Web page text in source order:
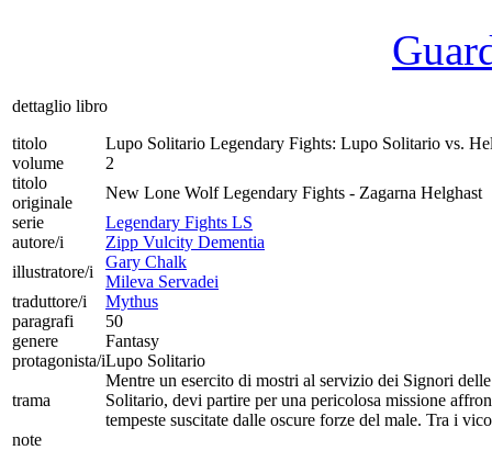
dettaglio libro
titolo
Lupo Solitario Legendary Fights: Lupo Solitario vs.
volume
2
titolo
originale
New Lone Wolf Legendary Fights - Zagarna Helghast
serie
Legendary Fights LS
autore/i
Zipp Vulcity Dementia
illustratore/i
Gary Chalk
Mileva Servadei
traduttore/i
Mythus
paragrafi
50
genere
Fantasy
protagonista/iLupo Solitario
trama
Mentre un esercito di mostri al servizio dei Signori
Solitario, devi partire per una pericolosa missione
tempeste suscitate dalle oscure forze del male. Tra i
note